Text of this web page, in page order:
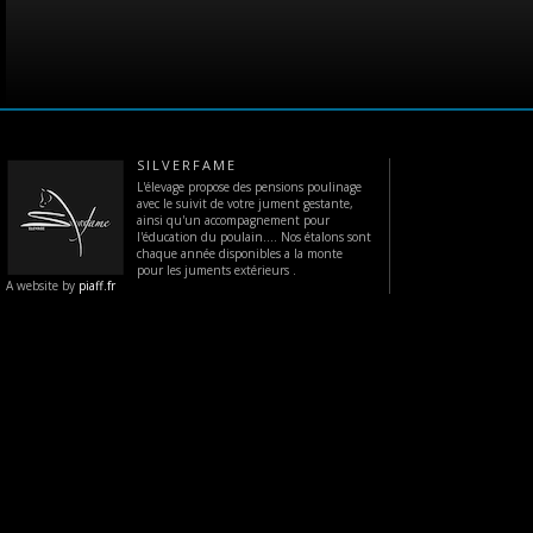
A website by piaff.fr
SILVERFAME
L'élevage propose des pensions poulinage
avec le suivit de votre jument gestante,
ainsi qu'un accompagnement pour
l'éducation du poulain.... Nos étalons sont
chaque année disponibles a la monte
pour les juments extérieurs .